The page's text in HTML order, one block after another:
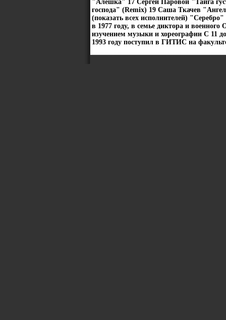
"Алешка" 17 Сергей Паровой "Тайга
господа" (Remix) 19 Саша Ткачев
(показать всех исполнителей)
в 1977 году, в семье диктора и
изучением музыки и хореографии С 11
1993 году поступил в ГИТИС на